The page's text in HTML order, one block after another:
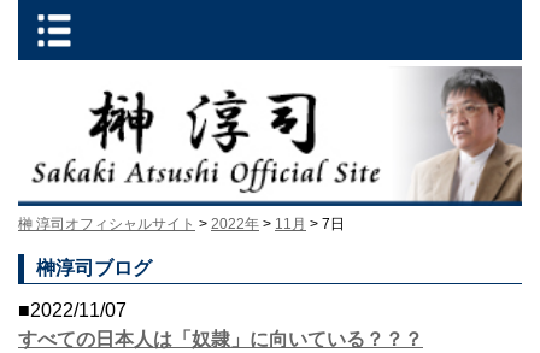
榊 淳司オフィシャルサイト > 2022年 > 11月 > 7日
榊淳司ブログ
■2022/11/07
すべての日本人は「奴隷」に向いている？？？